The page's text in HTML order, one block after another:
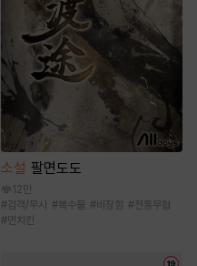
소설 팔면도도
12만
#검객/무사 #복수물 #비장함 #전통무협
#먼치킨